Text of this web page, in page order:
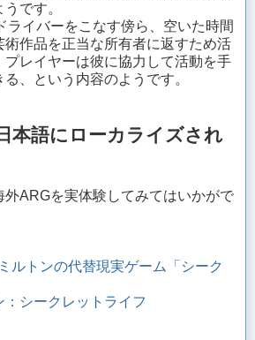
です。
ライバーをこなす傍ら、空いた時間
術作品を正当な所有者に返すため活
プレイヤーは彼に協力して活動を手
、という内容のようです。
本語にローカライズされ
外ARGを実体験してみてはいかがで
ルトンの代替現実ゲーム「シーク
：シークレットライフ